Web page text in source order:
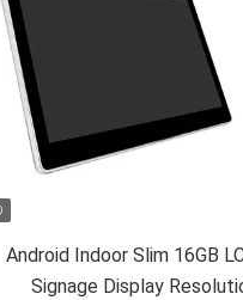
Android Indoor Slim 16GB
Signage Display